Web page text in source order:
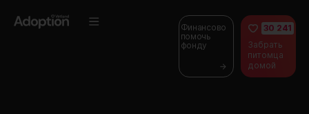
Финансово
помочь
фонду
30 241
Забрать
питомца
домой